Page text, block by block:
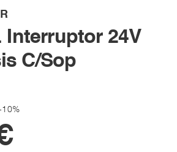
Interruptor 24V
C/Sop
10%